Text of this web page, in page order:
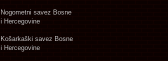
Nogometni savez Bosne
i Hercegovine
Košarkaški savez Bosne
i Hercegovine